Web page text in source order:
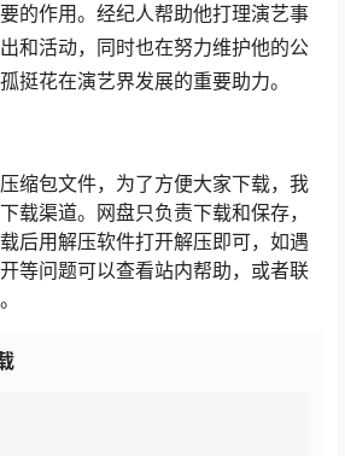
的作用。经纪人帮助他打理演艺事
和活动，同时也在努力维护他的公
挺花在演艺界发展的重要助力。
缩包文件，为了方便大家下载，我
载渠道。网盘只负责下载和保存，
后用解压软件打开解压即可，如遇
等问题可以查看站内帮助，或者联